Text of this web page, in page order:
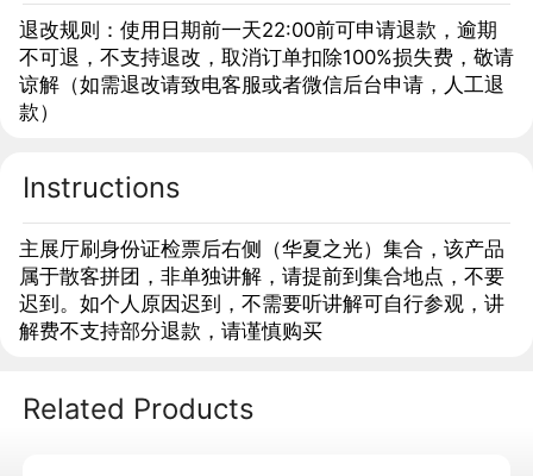
退改规则：使用日期前一天22:00前可申请退款，逾期
不可退，不支持退改，取消订单扣除100%损失费，敬请
谅解（如需退改请致电客服或者微信后台申请，人工退
款）
Instructions
主展厅刷身份证检票后右侧（华夏之光）集合，该产品
属于散客拼团，非单独讲解，请提前到集合地点，不要
迟到。如个人原因迟到，不需要听讲解可自行参观，讲
解费不支持部分退款，请谨慎购买
Related Products